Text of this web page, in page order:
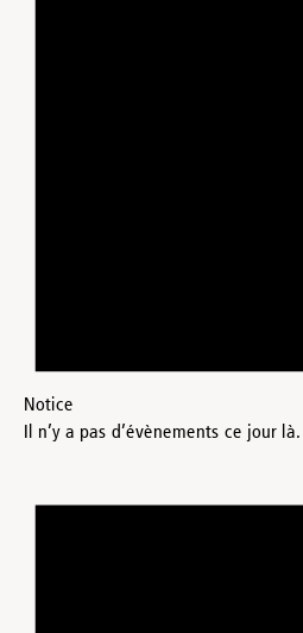
Notice
Il n’y a pas d’évènements ce jour là.